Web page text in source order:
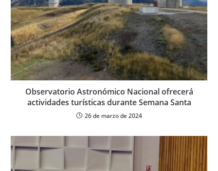
Observatorio Astronómico Nacional ofrecerá
actividades turísticas durante Semana Santa
26 de marzo de 2024